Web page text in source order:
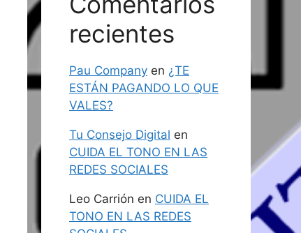
recientes
Pau Company en ¿TE
ESTÁN PAGANDO LO QUE
VALES?
Tu Consejo Digital en
CUIDA EL TONO EN LAS
REDES SOCIALES
Leo Carrión en CUIDA EL
TONO EN LAS REDES